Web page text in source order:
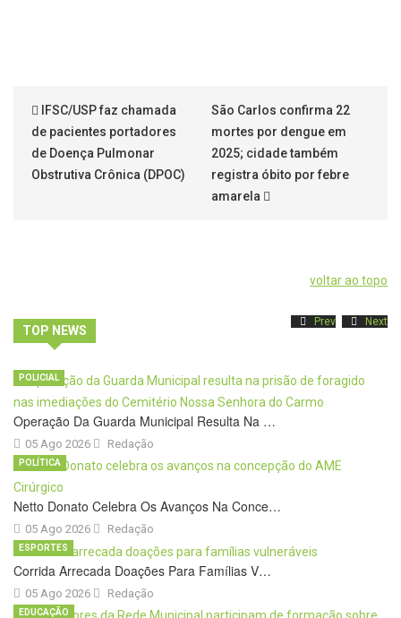
IFSC/USP faz chamada
de pacientes portadores
de Doença Pulmonar
Obstrutiva Crônica (DPOC)
São Carlos confirma 22
mortes por dengue em
2025; cidade também
registra óbito por febre
amarela
voltar ao topo
TOP NEWS
Prev Next
Operação Da Guarda Municipal Resulta Na …
05 Ago 2026
POLICIAL
Redação
Netto Donato Celebra Os Avanços Na Conce…
05 Ago 2026
POLÍTICA
Redação
Corrida Arrecada Doações Para Famílias V…
05 Ago 2026
ESPORTES
Redação
EDUCAÇÃO